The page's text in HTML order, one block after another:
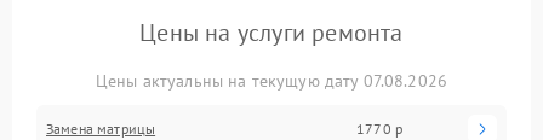
Цены на услуги ремонта
Цены актуальны на текущую дату 07.08.2026
Замена матрицы 1770 р